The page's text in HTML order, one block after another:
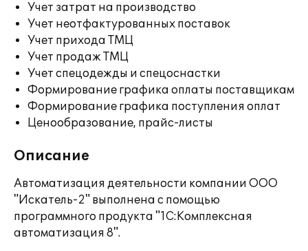
Учет затрат на производство
Учет неотфактурованных поставок
Учет прихода ТМЦ
Учет продаж ТМЦ
Учет спецодежды и спецоснастки
Формирование графика оплаты поставщикам
Формирование графика поступления оплат
Ценообразование, прайс-листы
Описание
Автоматизация деятельности компании ООО
"Искатель-2" выполнена с помощью
программного продукта "1С:Комплексная
автоматизация 8".